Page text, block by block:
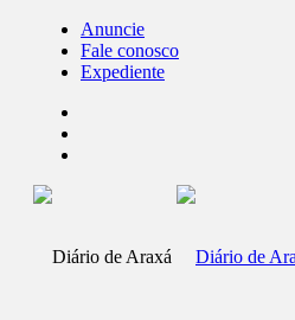
Anuncie
Fale conosco
Expediente